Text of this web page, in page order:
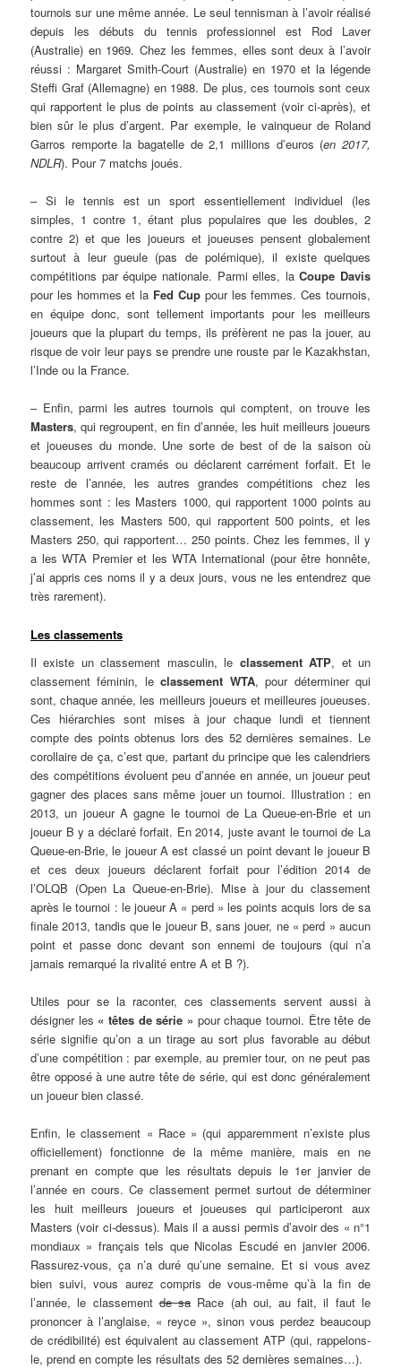
tournois sur une même année. Le seul tennisman à l’avoir réalisé
depuis les débuts du tennis professionnel est Rod Laver
(Australie) en 1969. Chez les femmes, elles sont deux à l’avoir
réussi : Margaret Smith-Court (Australie) en 1970 et la légende
Steffi Graf (Allemagne) en 1988. De plus, ces tournois sont ceux
qui rapportent le plus de points au classement (voir ci-après), et
bien sûr le plus d’argent. Par exemple, le vainqueur de Roland
Garros remporte la bagatelle de 2,1 millions d’euros (en 2017,
NDLR). Pour 7 matchs joués.
– Si le tennis est un sport essentiellement individuel (les
simples, 1 contre 1, étant plus populaires que les doubles, 2
contre 2) et que les joueurs et joueuses pensent globalement
surtout à leur gueule (pas de polémique), il existe quelques
compétitions par équipe nationale. Parmi elles, laCoupe Davis
pour les hommes et la Fed Cuppour les femmes. Ces tournois,
en équipe donc, sont tellement importants pour les meilleurs
joueurs que la plupart du temps, ils préfèrent ne pas la jouer, au
risque de voir leur pays se prendre une rouste par le Kazakhstan,
l’Inde ou la France.
– Enfin, parmi les autres tournois qui comptent, on trouve les
Masters, qui regroupent, en fin d’année, les huit meilleurs joueurs
et joueuses du monde. Une sorte de best of de la saison où
beaucoup arrivent cramés ou déclarent carrément forfait. Et le
reste de l’année, les autres grandes compétitions chez les
hommes sont : les Masters 1000, qui rapportent 1000 points au
classement, les Masters 500, qui rapportent 500 points, et les
Masters 250, qui rapportent… 250 points. Chez les femmes, il y
a les WTA Premier et les WTA International (pour être honnête,
j’ai appris ces noms il y a deux jours, vous ne les entendrez que
très rarement).
Les classements
Il existe un classement masculin, le classement ATP, et un
classement féminin, leclassement WTA, pour déterminer qui
sont, chaque année, les meilleurs joueurs et meilleures joueuses.
Ces hiérarchies sont mises à jour chaque lundi et tiennent
compte des points obtenus lors des 52 dernières semaines. Le
corollaire de ça, c’est que, partant du principe que les calendriers
des compétitions évoluent peu d’année en année, un joueur peut
gagner des places sans même jouer un tournoi. Illustration : en
2013, un joueur A gagne le tournoi de La Queue-en-Brie et un
joueur B y a déclaré forfait. En 2014, juste avant le tournoi de La
Queue-en-Brie, le joueur A est classé un point devant le joueur B
et ces deux joueurs déclarent forfait pour l’édition 2014 de
l’OLQB (Open La Queue-en-Brie). Mise à jour du classement
après le tournoi : le joueur A « perd » les points acquis lors de sa
finale 2013, tandis que le joueur B, sans jouer, ne « perd » aucun
point et passe donc devant son ennemi de toujours (qui n’a
jamais remarqué la rivalité entre A et B ?).
Utiles pour se la raconter, ces classements servent aussi à
désigner les « têtes de série » pour chaque tournoi. Être tête de
série signifie qu’on a un tirage au sort plus favorable au début
d’une compétition : par exemple, au premier tour, on ne peut pas
être opposé à une autre tête de série, qui est donc généralement
un joueur bien classé.
Enfin, le classement « Race » (qui apparemment n’existe plus
officiellement) fonctionne de la même manière, mais en ne
prenant en compte que les résultats depuis le 1er janvier de
l’année en cours. Ce classement permet surtout de déterminer
les huit meilleurs joueurs et joueuses qui participeront aux
Masters (voir ci-dessus). Mais il a aussi permis d’avoir des « n°1
mondiaux » français tels que Nicolas Escudé en janvier 2006.
Rassurez-vous, ça n’a duré qu’une semaine. Et si vous avez
bien suivi, vous aurez compris de vous-même qu’à la fin de
l’année, le classementde sa Race (ah oui, au fait, il faut le
prononcer à l’anglaise, « reyce », sinon vous perdez beaucoup
de crédibilité) est équivalent au classement ATP (qui, rappelons-
le, prend en compte les résultats des 52 dernières semaines…).